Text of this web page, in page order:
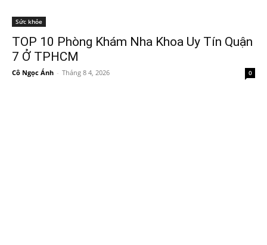
Sức khỏe
TOP 10 Phòng Khám Nha Khoa Uy Tín Quận
7 Ở TPHCM
Cô Ngọc Ánh - Tháng 8 4, 2026 0